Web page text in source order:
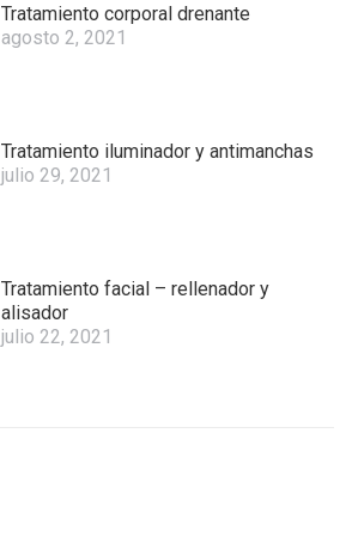
Tratamiento corporal drenante
agosto 2, 2021
Tratamiento iluminador y antimanchas
julio 29, 2021
Tratamiento facial – rellenador y
alisador
julio 22, 2021